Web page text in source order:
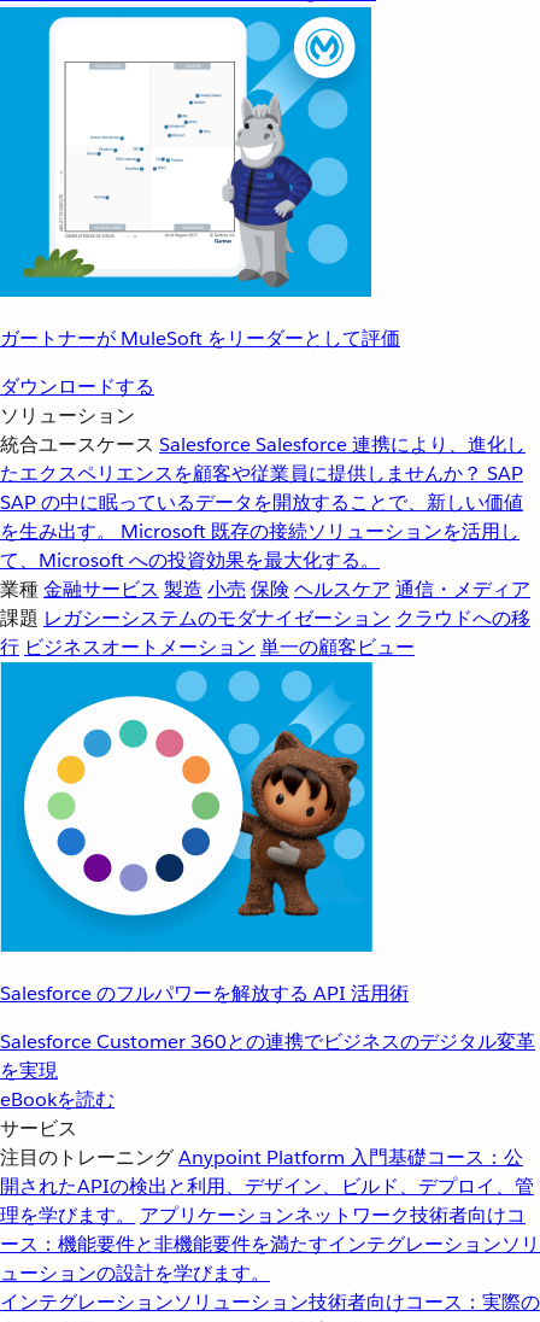
ガートナーが MuleSoft をリーダーとして評価
ダウンロードする
ソリューション
統合ユースケース SalesforceSalesforce 連携により、進化し
たエクスペリエンスを顧客や従業員に提供しませんか？ SAP
SAP の中に眠っているデータを開放することで、新しい価値
を生み出す。
Microsoft 既存の接続ソリューションを活用し
て、Microsoft への投資効果を最大化する。
業種金融サービス 製造 小売 保険 ヘルスケア 通信・メディア
課題 レガシーシステムのモダナイゼーション クラウドへの移
行 ビジネスオートメーション 単一の顧客ビュー
Salesforce のフルパワーを解放する API 活用術
Salesforce Customer 360との連携でビジネスのデジタル変革
を実現
eBookを読む
サービス
注目のトレーニングAnypoint Platform 入門基礎コース：公
開されたAPIの検出と利用、デザイン、ビルド、デプロイ、管
理を学びます。
アプリケーションネットワーク技術者向けコ
ース：機能要件と非機能要件を満たすインテグレーションソリ
ューションの設計を学びます。
インテグレーションソリューション技術者向けコース：実際の